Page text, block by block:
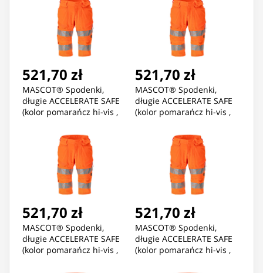
521,70 zł
MASCOT® Spodenki,
długie ACCELERATE SAFE
(kolor pomarańcz hi-vis ,
521,70 zł
MASCOT® Spodenki,
długie ACCELERATE SAFE
(kolor pomarańcz hi-vis ,
521,70 zł
MASCOT® Spodenki,
długie ACCELERATE SAFE
(kolor pomarańcz hi-vis ,
521,70 zł
MASCOT® Spodenki,
długie ACCELERATE SAFE
(kolor pomarańcz hi-vis ,